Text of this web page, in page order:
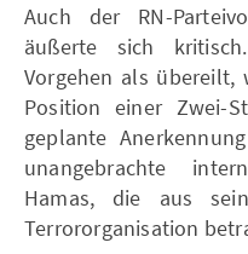
Auch der RN-
äußerte sich
Vorgehen als
Position einer Zwei-
geplante
unangebrachte
Hamas, die aus
Terrororganisation